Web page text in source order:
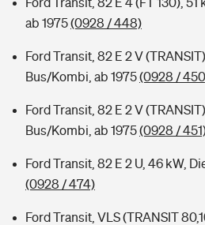
ab 1975(0928 / 448)
Ford Transit, 82 E 2 V
Bus/Kombi, ab 1975(0928 /
Ford Transit, 82 E 2 V
Bus/Kombi, ab 1975(0928 /
Ford Transit, 82 E 2 U, 46 kW,
(0928 / 474)
Ford Transit, VLS (TRANSIT